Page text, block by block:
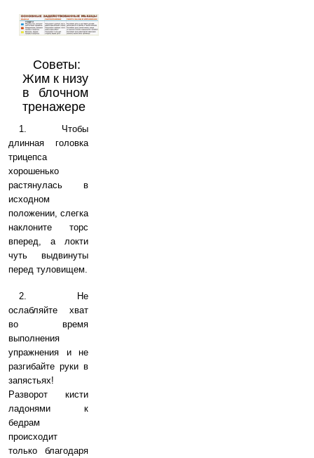
Советы:
Жим к низу
в блочном
тренажере
1. Чтобы
длинная головка
трицепса
хорошенько
растянулась в
исходном
положении, слегка
наклоните торс
вперед, а локти
чуть выдвинуты
перед туловищем.
2. Не
ослабляйте хват
во время
выполнения
упражнения и не
разгибайте руки в
запястьях!
Разворот кисти
ладонями к
бедрам
происходит
только благодаря